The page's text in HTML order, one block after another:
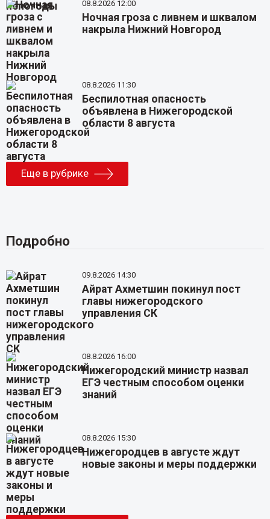
08.8.2026 12:00
Ночная гроза с ливнем и шквалом
накрыла Нижний Новгород
08.8.2026 11:30
Беспилотная опасность
объявлена в Нижегородской
области 8 августа
Еще в рубрике
Подробно
09.8.2026 14:30
Айрат Ахметшин покинул пост
главы нижегородского
управления СК
08.8.2026 16:00
Нижегородский министр назвал
ЕГЭ честным способом оценки
знаний
08.8.2026 15:30
Нижегородцев в августе ждут
новые законы и меры поддержки